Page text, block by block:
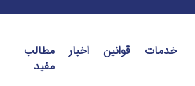
خدمات قوانین اخبار
مطالب
مفید